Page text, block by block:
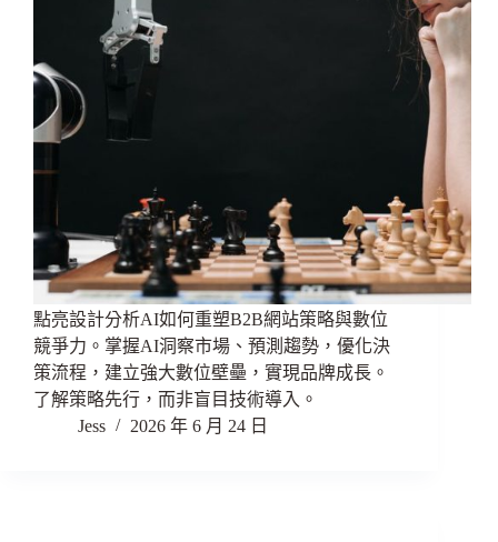
點亮設計分析AI如何重塑B2B網站策略與數位
競爭力。掌握AI洞察市場、預測趨勢，優化決
策流程，建立強大數位壁壘，實現品牌成長。
了解策略先行，而非盲目技術導入。
Jess
2026 年 6 月 24 日